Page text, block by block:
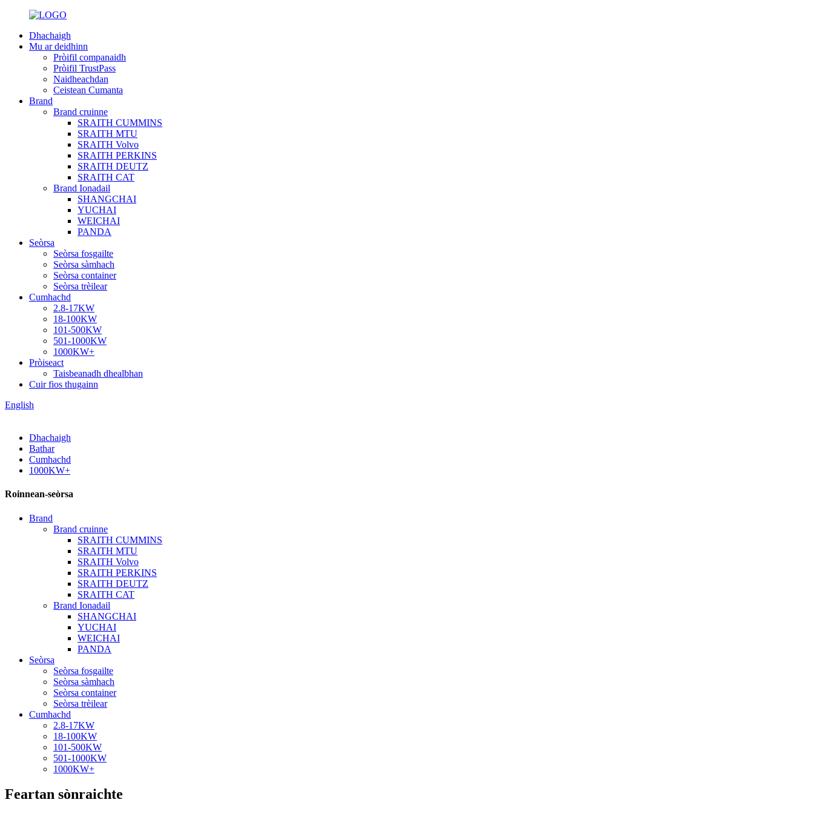
Dhachaigh
Mu ar deidhinn
Pròifil companaidh
Pròifil TrustPass
Naidheachdan
Ceistean Cumanta
Brand
Brand cruinne
SRAITH CUMMINS
SRAITH MTU
SRAITH Volvo
SRAITH PERKINS
SRAITH DEUTZ
SRAITH CAT
Brand Ionadail
SHANGCHAI
YUCHAI
WEICHAI
PANDA
Seòrsa
Seòrsa fosgailte
Seòrsa sàmhach
Seòrsa container
Seòrsa trèilear
Cumhachd
2.8-17KW
18-100KW
101-500KW
501-1000KW
1000KW+
Pròiseact
Taisbeanadh dhealbhan
Cuir fios thugainn
English
Dhachaigh
Bathar
Cumhachd
1000KW+
Roinnean-seòrsa
Brand
Brand cruinne
SRAITH CUMMINS
SRAITH MTU
SRAITH Volvo
SRAITH PERKINS
SRAITH DEUTZ
SRAITH CAT
Brand Ionadail
SHANGCHAI
YUCHAI
WEICHAI
PANDA
Seòrsa
Seòrsa fosgailte
Seòrsa sàmhach
Seòrsa container
Seòrsa trèilear
Cumhachd
2.8-17KW
18-100KW
101-500KW
501-1000KW
1000KW+
Feartan sònraichte